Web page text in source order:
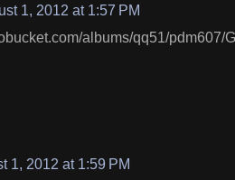
1, 2012 at 1:57 PM
albums/qq51/pdm607/
1, 2012 at 1:59 PM